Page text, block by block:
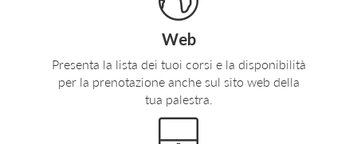
Web
Presenta la lista dei tuoi corsi e la disponibilità
per la prenotazione anche sul sito web della
tua palestra.